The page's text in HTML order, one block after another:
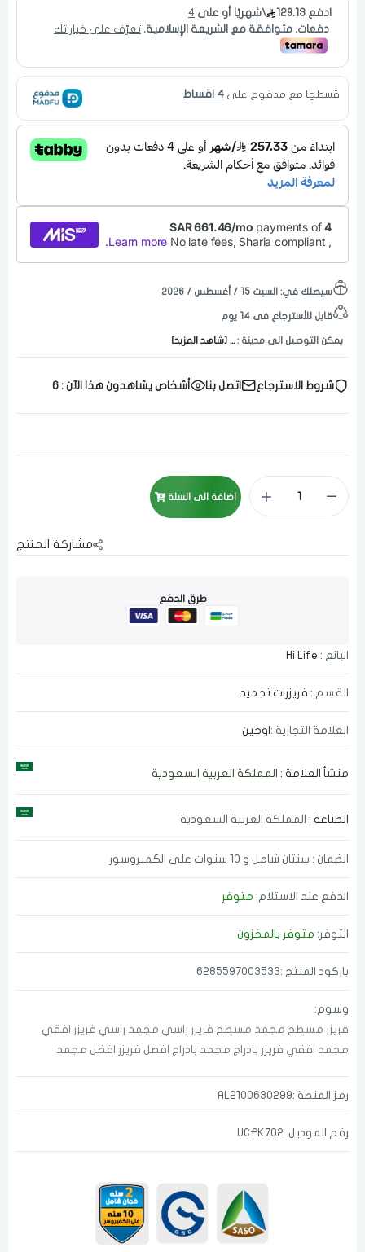
قسطها مع مدفوع على 4 اقساط
سيصلك في: السبت ١٥ / أغسطس / ٢٠٢٦
قابل للأسترجاع فى 14 يوم
يمكن التوصيل الى مدينة :... [شاهد المزيد]
شروط الاسترجاع اتصل بنا أشخاص يشاهدون هذا الآن : 6
اضافة الى السلة
مشاركة المنتج
طرق الدفع
البائع : Hi Life
القسم : فريزرات تجميد
العلامة التجارية : اوجين
منشأ العلامة : المملكة العربية السعودية
الصناعة : المملكة العربية السعودية
الضمان : سنتان شامل و 10 سنوات على الكمبروسور
الدفع عند الاستلام: متوفر
التوفر: متوفر بالمخزون
باركود المنتج :6285597003533
وسوم:
فريزر مسطح مجمد مسطح فريزر راسي مجمد راسي فريزر افقي
مجمد افقي فريزر بادراج مجمد بادراج افضل فريزر افضل مجمد
رمز المنصة :AL2100630299
رقم الموديل :UCFK702
الدخول تسجيل